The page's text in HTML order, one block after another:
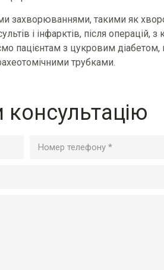
захворюваннями, такими як
і інфарктів, після операцій, з
пацієнтам з цукровим діабетом,
трубками.